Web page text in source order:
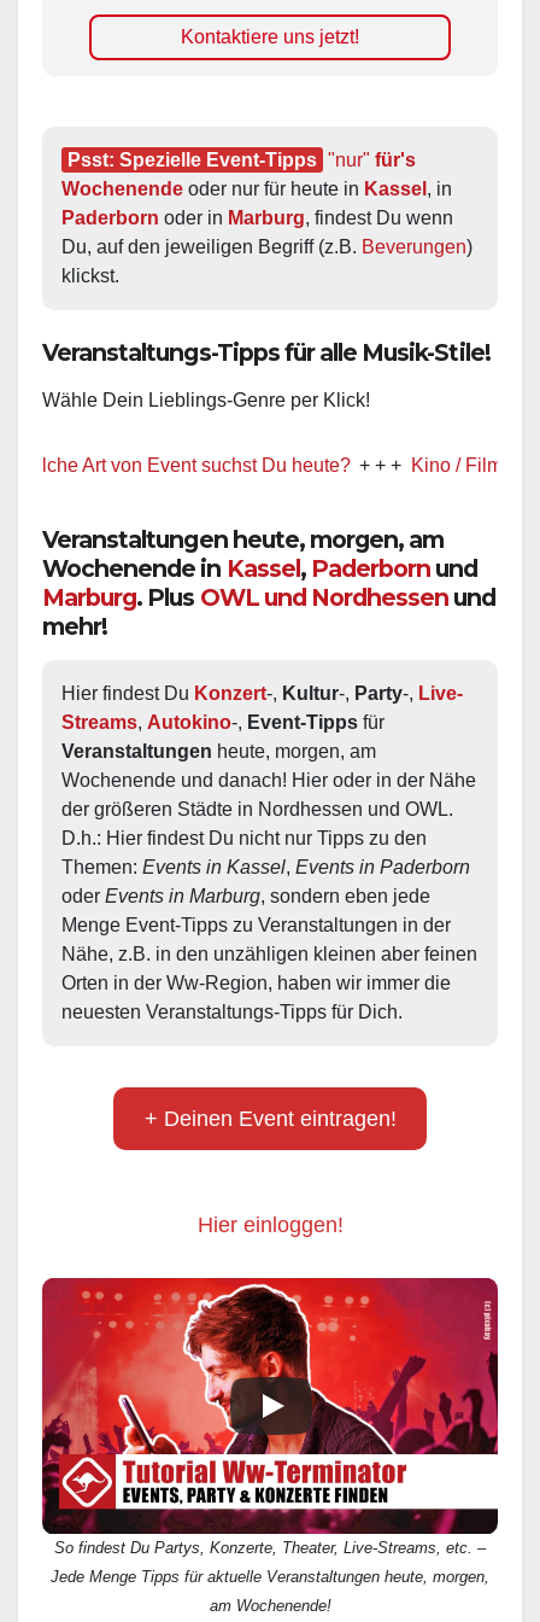
Kontaktiere uns jetzt!
Psst: Spezielle Event-Tipps "nur" für's
Wochenende oder nur für heute in Kassel
Paderborn oder in Marburg, findest Du wenn
Du, auf den jeweiligen Begriff (z.B. Beverungen)
klickst.
Veranstaltungs-Tipps für alle Musik-Stile!
Wähle Dein Lieblings-Genre per Klick!
Art von Event suchst Du heute? + + + Kino / Film + + +
Veranstaltungen heute, morgen, am
Wochenende in Kassel, Paderborn und
Marburg. Plus OWL und Nordhessen und
mehr!
Hier findest Du Konzert-, Kultur-, Party-, Live-
Streams, Autokino-, Event-Tipps
Veranstaltungen heute, morgen, am
Wochenende und danach! Hier oder in der Nähe
der größeren Städte in Nordhessen und OWL.
D.h.: Hier findest Du nicht nur Tipps zu den
Themen: Events in Kassel, Events in Paderborn
oder Events in Marburg, sondern eben jede
Menge Event-Tipps zu Veranstaltungen in der
Nähe, z.B. in den unzähligen kleinen aber feinen
Orten in der Ww-Region, haben wir immer die
neuesten Veranstaltungs-Tipps für Dich.
+ Deinen Event eintragen!
Hier einloggen!
So findest Du Partys, Konzerte, Theater, Live-Streams, etc. –
Jede Menge Tipps für aktuelle Veranstaltungen heute, morgen,
am Wochenende!